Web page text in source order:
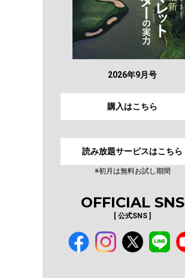
2026年9月号
購入はこちら
読み放題サービスはこちら
※初月は無料お試し期間
OFFICIAL SNS
[ 公式SNS ]